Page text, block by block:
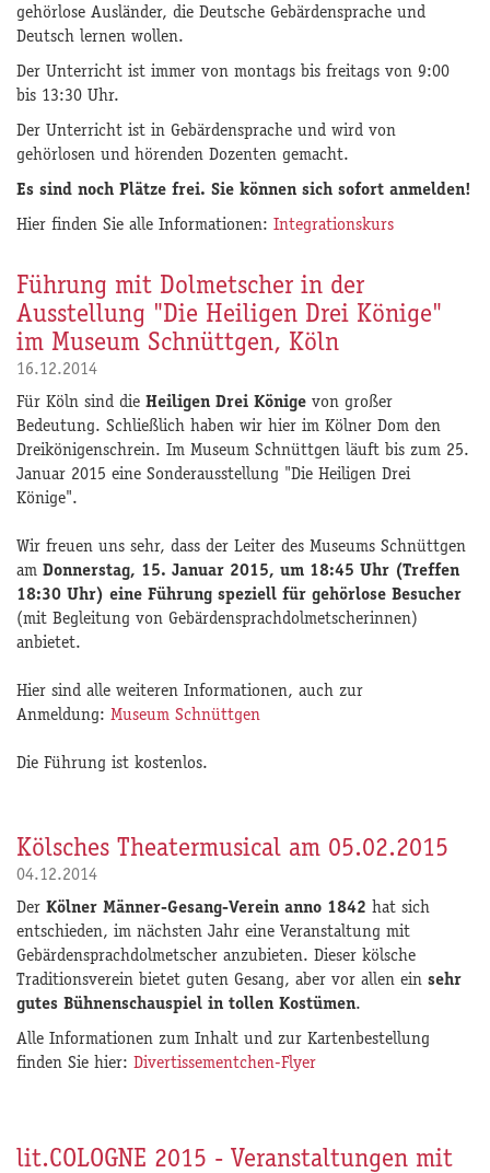
gehörlose Ausländer, die Deutsche Gebärdensprache und
Deutsch lernen wollen.
Der Unterricht ist immer von montags bis freitags von 9:00
bis 13:30 Uhr.
Der Unterricht ist in Gebärdensprache und wird von
gehörlosen und hörenden Dozenten gemacht.
Es sind noch Plätze frei. Sie können sich sofort anmelden!
Hier finden Sie alle Informationen: Integrationskurs
Führung mit Dolmetscher in der
Ausstellung "Die Heiligen Drei Könige"
im Museum Schnüttgen, Köln
16.12.2014
Für Köln sind die Heiligen Drei Könige von großer
Bedeutung. Schließlich haben wir hier im Kölner Dom den
Dreikönigenschrein. Im Museum Schnüttgen läuft bis zum 25.
Januar 2015 eine Sonderausstellung "Die Heiligen Drei
Könige".
Wir freuen uns sehr, dass der Leiter des Museums Schnüttgen
am Donnerstag, 15. Januar 2015, um 18:45 Uhr (Treffen
18:30 Uhr) eine Führung speziell für gehörlose Besucher
(mit Begleitung von Gebärdensprachdolmetscherinnen)
anbietet.
Hier sind alle weiteren Informationen, auch zur
Anmeldung: Museum Schnüttgen
Die Führung ist kostenlos.
Kölsches Theatermusical am 05.02.2015
04.12.2014
Der Kölner Männer-Gesang-Verein anno 1842 hat sich
entschieden, im nächsten Jahr eine Veranstaltung mit
Gebärdensprachdolmetscher anzubieten. Dieser kölsche
Traditionsverein bietet guten Gesang, aber vor allen ein sehr
gutes Bühnenschauspiel in tollen Kostümen.
Alle Informationen zum Inhalt und zur Kartenbestellung
finden Sie hier: Divertissementchen-Flyer
lit.COLOGNE 2015 - Veranstaltungen mit